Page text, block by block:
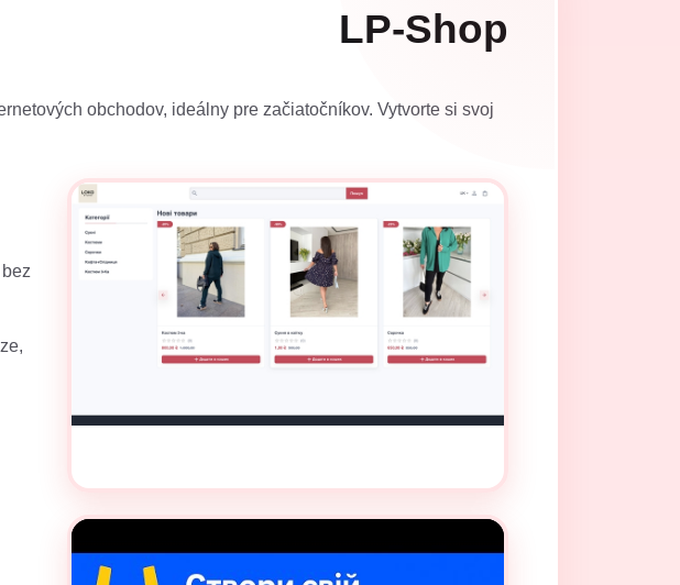
LP-Shop
obchodov, ideálny pre začiatočníkov. Vytvorte si svoj